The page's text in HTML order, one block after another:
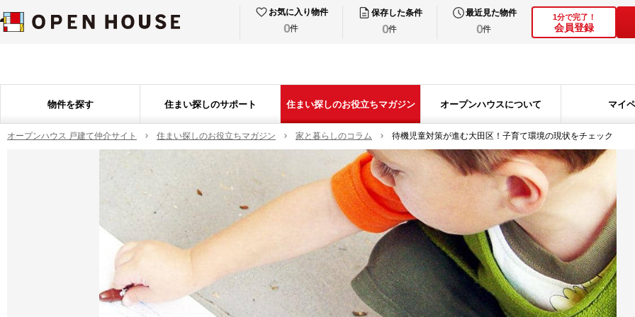
お気に入り物件
0件
保存した条件
0件
最近見た物件
0件
1分で完了！
会員登録
物件を探す 住まい探しのサポート 住まい探しのお役立ちマガジン オープンハウスについて マイ
オープンハウス 戸建て仲介サイト 住まい探しのお役立ちマガジン 家と暮らしのコラム 待機児童対策が進む大田区！子育て環境の現状をチェック